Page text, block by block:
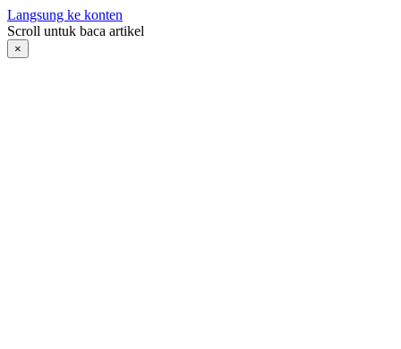
Langsung ke konten
Scroll untuk baca artikel
×